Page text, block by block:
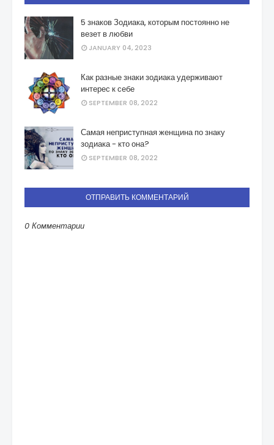
5 знаков Зодиака, которым постоянно не
везет в любви
JANUARY 04, 2023
Как разные знаки зодиака удерживают
интерес к себе
SEPTEMBER 08, 2022
Самая неприступная женщина по знаку
зодиака - кто она?
SEPTEMBER 08, 2022
ОТПРАВИТЬ КОММЕНТАРИЙ
0 Комментарии